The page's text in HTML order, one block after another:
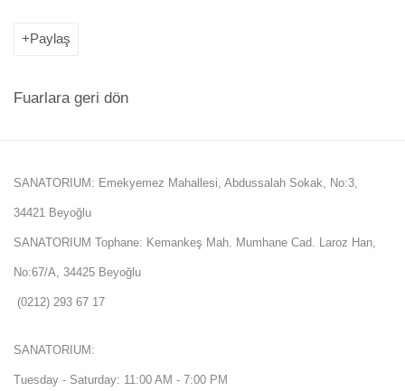
Paylaş
Fuarlara geri dön
SANATORIUM: Emekyemez Mahallesi, Abdussalah Sokak, No:3,
34421 Beyoğlu
SANATORIUM Tophane: Kemankeş Mah. Mumhane Cad. Laroz Han,
No:67/A, 34425 Beyoğlu
(0212) 293 67 17
SANATORIUM:
Tuesday - Saturday: 11:00 AM - 7:00 PM